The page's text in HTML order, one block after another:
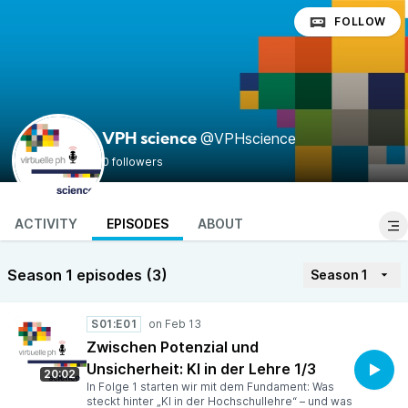
VPH science @VPHscience
0 followers
FOLLOW
ACTIVITY EPISODES ABOUT
Season 1 episodes (3) Season 1
20:02
S01:E01
Zwischen Potenzial und
Unsicherheit: KI in der Lehre 1/3
In Folge 1 starten wir mit dem Fundament: Was
steckt hinter „KI in der Hochschullehre“ – und was